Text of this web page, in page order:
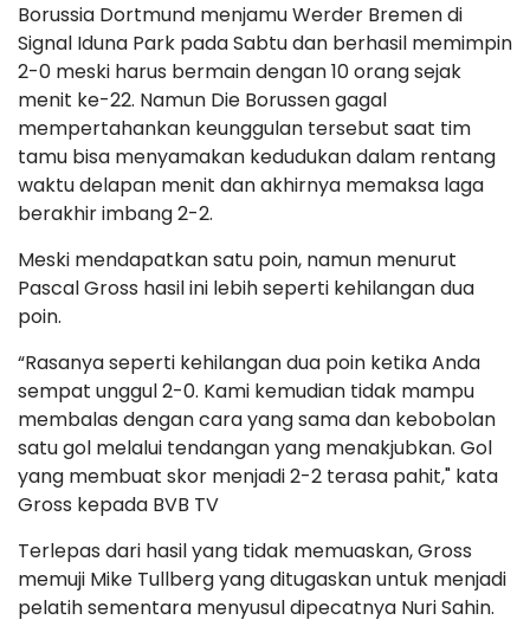
Borussia Dortmund menjamu Werder Bremen di
Signal Iduna Park pada Sabtu dan berhasil memimpin
2-0 meski harus bermain dengan 10 orang sejak
menit ke-22. Namun Die Borussen gagal
mempertahankan keunggulan tersebut saat tim
tamu bisa menyamakan kedudukan dalam rentang
waktu delapan menit dan akhirnya memaksa laga
berakhir imbang 2-2.
Meski mendapatkan satu poin, namun menurut
Pascal Gross hasil ini lebih seperti kehilangan dua
poin.
“Rasanya seperti kehilangan dua poin ketika Anda
sempat unggul 2-0. Kami kemudian tidak mampu
membalas dengan cara yang sama dan kebobolan
satu gol melalui tendangan yang menakjubkan. Gol
yang membuat skor menjadi 2-2 terasa pahit," kata
Gross kepada BVB TV
Terlepas dari hasil yang tidak memuaskan, Gross
memuji Mike Tullberg yang ditugaskan untuk menjadi
pelatih sementara menyusul dipecatnya Nuri Sahin.